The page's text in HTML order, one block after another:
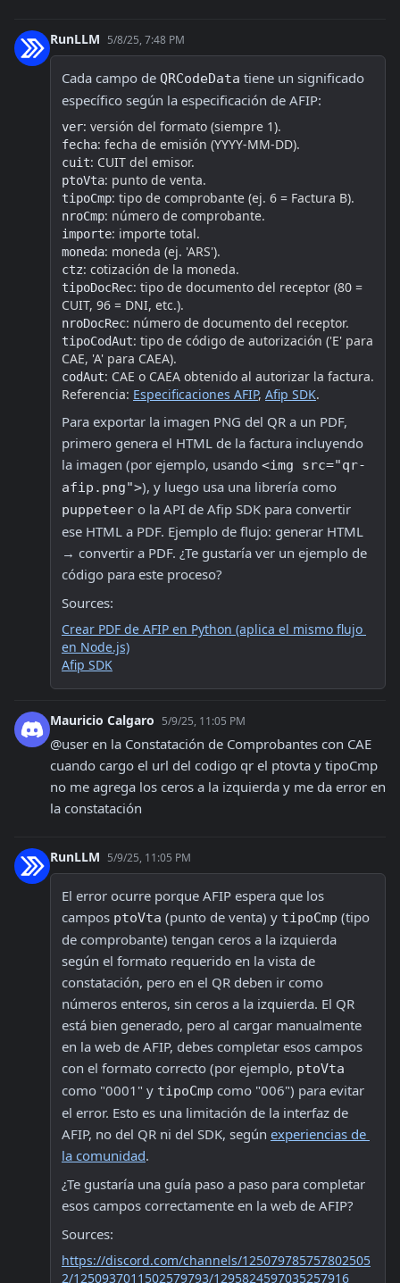
RunLLM 5/8/25, 7:48 PM
Cada campo de QRCodeData tiene un significado
específico según la especificación de AFIP:
ver: versión del formato (siempre 1).
fecha: fecha de emisión (YYYY-MM-DD).
cuit: CUIT del emisor.
ptoVta: punto de venta.
tipoCmp: tipo de comprobante (ej. 6 = Factura B).
nroCmp: número de comprobante.
importe: importe total.
moneda: moneda (ej. 'ARS').
ctz: cotización de la moneda.
tipoDocRec: tipo de documento del receptor (80 =
CUIT, 96 = DNI, etc.).
nroDocRec: número de documento del receptor.
tipoCodAut: tipo de código de autorización ('E' para
CAE, 'A' para CAEA).
codAut: CAE o CAEA obtenido al autorizar la factura.
Referencia: Especificaciones AFIP, Afip SDK.
Para exportar la imagen PNG del QR a un PDF,
primero genera el HTML de la factura incluyendo
la imagen (por ejemplo, usando <img src="qr-
afip.png">
puppeteer o la API de Afip SDK para convertir
ese HTML a PDF. Ejemplo de flujo: generar HTML
→ convertir a PDF. ¿Te gustaría ver un ejemplo de
código para este proceso?
Sources:
Crear PDF de AFIP en Python (aplica el mismo flujo
en Node.js)
Afip SDK
Mauricio Calgaro 5/9/25, 11:05 PM
@user en la Constatación de Comprobantes con CAE
cuando cargo el url del codigo qr el ptovta y tipoCmp
no me agrega los ceros a la izquierda y me da error en
la constatación
RunLLM 5/9/25, 11:05 PM
El error ocurre porque AFIP espera que los
campos ptoVta (punto de venta) y tipoCmp (tipo
de comprobante) tengan ceros a la izquierda
según el formato requerido en la vista de
constatación, pero en el QR deben ir como
números enteros, sin ceros a la izquierda. El QR
está bien generado, pero al cargar manualmente
en la web de AFIP, debes completar esos campos
con el formato correcto (por ejemplo, ptoVta
como "0001" y tipoCmp como "006") para evitar
el error. Esto es una limitación de la interfaz de
AFIP, no del QR ni del SDK, según experiencias de
la comunidad.
¿Te gustaría una guía paso a paso para completar
esos campos correctamente en la web de AFIP?
Sources:
https://discord.com/channels/125079785757802505
2/1250937011502579793/1295824597035257916